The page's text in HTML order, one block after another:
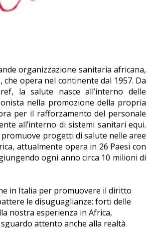
organizzazione sanitaria africana,
che opera nel continente dal 1957. Da
la salute nasce all’interno delle
nella promozione della propria
per il rafforzamento del personale
all’interno di sistemi sanitari equi.
promuove progetti di salute nelle aree
attualmente opera in 26 Paesi con
ogni anno circa 10 milioni di
in Italia per promuovere il diritto
le disuguaglianze: forti delle
nostra esperienza in Africa,
attento anche alla realtà